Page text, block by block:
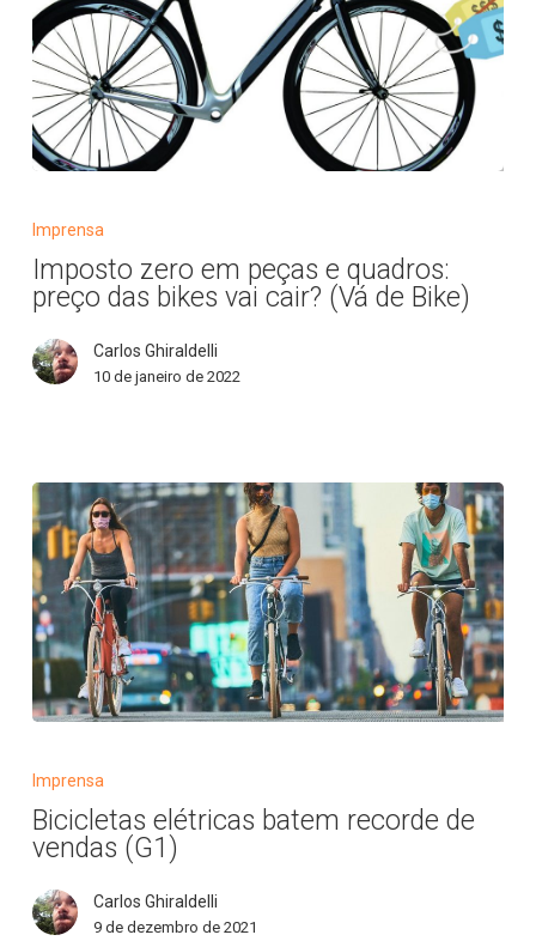
em
peças
e
quadros:
preço
cair?
(Vá
de
Bike)
Imprensa
Imposto zero em peças e quadros:
preço das bikes vai cair? (Vá de Bike)
Carlos Ghiraldelli
10 de janeiro de 2022
batem
recorde
de
vendas
(G1)
Imprensa
Bicicletas elétricas batem recorde de
vendas (G1)
Carlos Ghiraldelli
9 de dezembro de 2021